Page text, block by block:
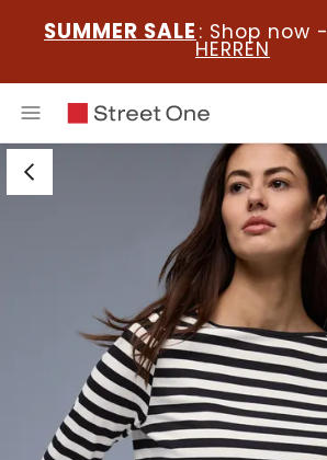
SUMMER SALE : Shop now -
HERREN